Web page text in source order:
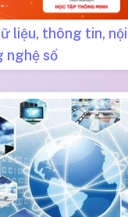
liệu, thông tin,
nghệ số